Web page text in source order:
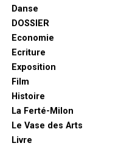
Danse
DOSSIER
Economie
Ecriture
Exposition
Film
Histoire
La Ferté-Milon
Le Vase des Arts
Livre